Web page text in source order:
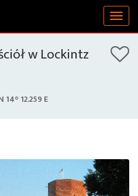
w Lockintz
14° 12.259 E